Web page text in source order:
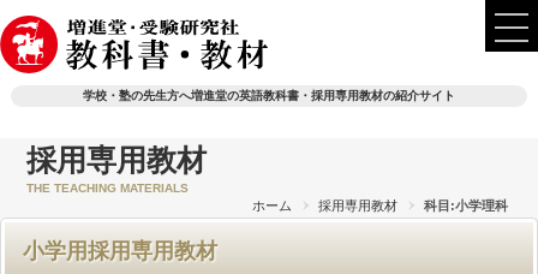
学校・塾の先生方へ増進堂の英語教科書・採用専用教材の紹介サイト
採用専用教材
THE TEACHING MATERIALS
ホーム 採用専用教材 科目:小学理科
小学用採用専用教材